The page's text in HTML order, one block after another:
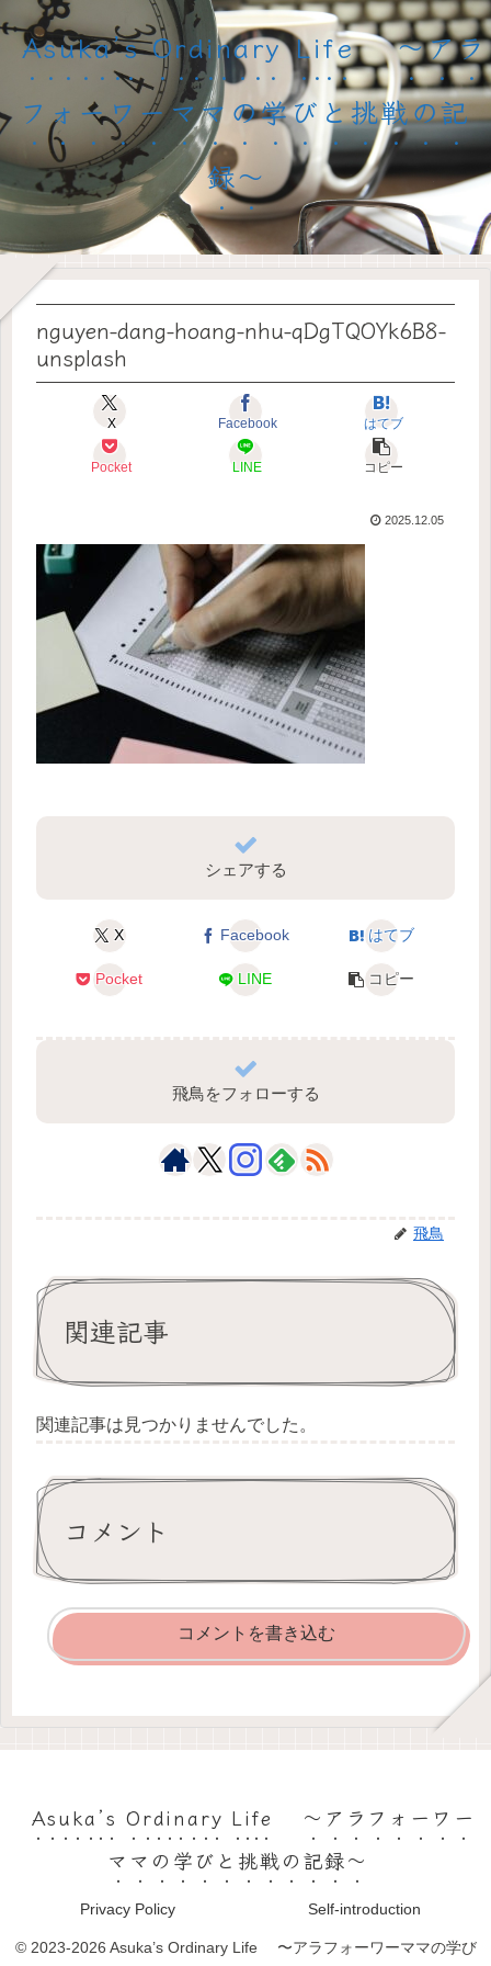
Asuka’s Ordinary Life 〜アラ
フォーワーママの学びと挑戦の記
録〜
nguyen-dang-hoang-nhu-qDgTQOYk6B8-
unsplash
X Facebook はてブ
Pocket LINE コピー
2025.12.05
シェアする
X Facebook はてブ
Pocket LINE コピー
飛鳥をフォローする
飛鳥
関連記事
関連記事は見つかりませんでした。
コメント
コメントを書き込む
Asuka’s Ordinary Life 〜アラフォーワー
ママの学びと挑戦の記録〜
Privacy Policy Self-introduction
© 2023-2026 Asuka’s Ordinary Life 〜アラフォーワーママの学び